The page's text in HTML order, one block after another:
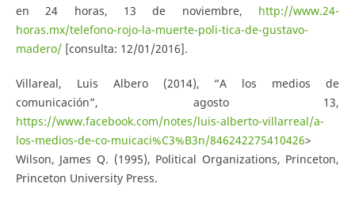
en 24 horas, 13 de noviembre, http://www.24-
horas.mx/telefono-rojo-la-muerte-poli-tica-de-gustavo-
madero/[consulta: 12/01/2016].
Villareal, Luis Albero (2014), “A los medios de
comunicación”, agosto 13,
https://www.facebook.com/notes/luis-alberto-villarreal/a-
los-medios-de-co-muicaci%C3%B3n/846242275410426>
Wilson, James Q. (1995), Political Organizations, Princeton,
Princeton University Press.